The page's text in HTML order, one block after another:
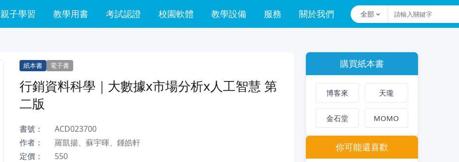
親子學習 教學用書 考試認證 校園軟體 教學設備 服務 關於我們 全部
紙本書 電子書
行銷資料科學｜大數據x市場分析x人工智慧 第
二版
書號：
ACD023700
作者：
羅凱揚、蘇宇暉、鍾皓軒
定價：
550
購買紙本書
博客來 天瓏
金石堂 MOMO
你可能還喜歡